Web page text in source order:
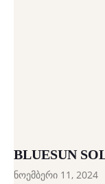
BLUESUN
ნოემბერი 11, 2024